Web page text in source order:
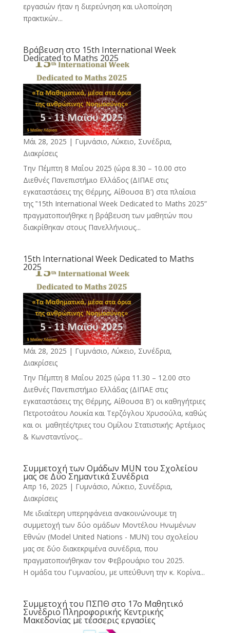
εργασιών ήταν η διερεύνηση και υλοποίηση
πρακτικών...
Βράβευση στο 15th International Week
Dedicated to Maths 2025
Μάι 28, 2025 | Γυμνάσιο, Λύκειο, Συνέδρια,
Διακρίσεις
Την Πέμπτη 8 Μαΐου 2025 (ώρα 8.30 – 10.00 στο
Διεθνές Πανεπιστήμιο Ελλάδος (ΔΙΠΑΕ στις
εγκαταστάσεις της Θέρμης, Αίθουσα Β’) στα πλαίσια
της ‟15th International Week Dedicated to Maths 2025”
πραγματοποιήθηκε η βράβευση των μαθητών που
διακρίθηκαν στους Πανελλήνιους...
15th International Week Dedicated to Maths
2025
Μάι 28, 2025 | Γυμνάσιο, Λύκειο, Συνέδρια,
Διακρίσεις
Την Πέμπτη 8 Μαΐου 2025 (ώρα 11.30 – 12.00 στο
Διεθνές Πανεπιστήμιο Ελλάδας (ΔΙΠΑΕ στις
εγκαταστάσεις της Θέρμης, Αίθουσα Β’) οι καθηγήτριες
Πετροτσάτου Λουκία και Τερζόγλου Χρυσούλα, καθώς
και οι μαθητές/τριες του Ομίλου Στατιστικής: Αρτέμιος
& Κωνσταντίνος...
Συμμετοχή των Ομάδων MUN του Σχολείου
μας σε Δύο Σημαντικά Συνέδρια
Απρ 16, 2025 | Γυμνάσιο, Λύκειο, Συνέδρια,
Διακρίσεις
Με ιδιαίτερη υπερηφάνεια ανακοινώνουμε τη
συμμετοχή των δύο ομάδων Μοντέλου Ηνωμένων
Εθνών (Model United Nations - MUN) του σχολείου
μας σε δύο διακεκριμένα συνέδρια, που
πραγματοποιήθηκαν τον Φεβρουάριο του 2025.
Η ομάδα του Γυμνασίου, με υπεύθυνη την κ. Κορίνα...
Συμμετοχή του ΠΣΠΘ στο 17ο Μαθητικό
Συνέδριο Πληροφορικής Κεντρικής
Μακεδονίας με τέσσερις εργασίες